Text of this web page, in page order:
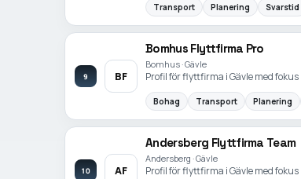
Transport Planering Svarstid
9 BF
Bomhus Flyttfirma Pro
Bomhus · Gävle
Profil för flyttfirma i Gävle med
Bohag Transport Planering
10 AF
Andersberg Flyttfirma Team
Andersberg · Gävle
Profil för flyttfirma i Gävle med